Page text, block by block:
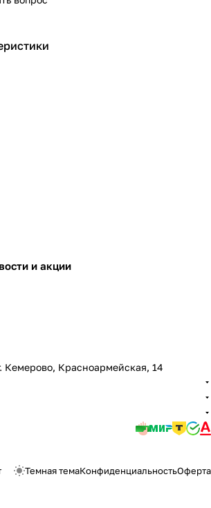
и акции
Кемерово, Красноармейская, 14
Темная темаКонфиденциальностьОферта